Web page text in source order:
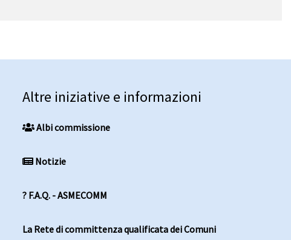
Altre iniziative e informazioni
Albi commissione
Notizie
? F.A.Q. - ASMECOMM
La Rete di committenza qualificata dei Comuni